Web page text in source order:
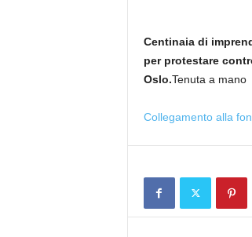
Centinaia di
per protestare
Oslo.Tenuta a mano
Collegamento alla